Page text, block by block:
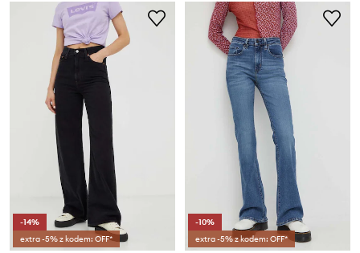
-14%
extra -5% z kodem: OFF*
-10%
extra -5% z kodem: OFF*